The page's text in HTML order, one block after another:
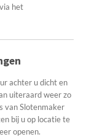
het
achter u dicht en
uiteraard weer zo
van Slotenmaker
bij u op locatie te
openen.